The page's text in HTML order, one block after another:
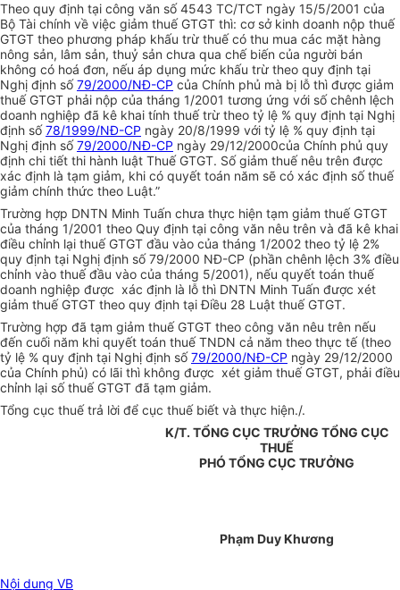
Theo quy định tại công văn số 4543 TC/TCT ngày 15/5/2001 của
Bộ Tài chính về việc giảm thuế GTGT thì: cơ sở kinh doanh nộp thuế
GTGT theo phương pháp khấu trừ thuế có thu mua các mặt hàng
nông sản, lâm sản, thuỷ sản chưa qua chế biến của người bán
không có hoá đơn, nếu áp dụng mức khấu trừ theo quy định tại
Nghị định số79/2000/NĐ-CP của Chính phủ mà bị lỗ thì được giảm
thuế GTGT phải nộp của tháng 1/2001 tương ứng với số chênh lệch
doanh nghiệp đã kê khai tính thuế trừ theo tỷ lệ % quy định tại Nghị
định số78/1999/NĐ-CP ngày 20/8/1999 với tỷ lệ % quy định tại
Nghị định số79/2000/NĐ-CP ngày 29/12/2000của Chính phủ quy
định chi tiết thi hành luật Thuế GTGT. Số giảm thuế nêu trên được
xác định là tạm giảm, khi có quyết toán năm sẽ có xác định số thuế
giảm chính thức theo Luật.”
Trường hợp DNTN Minh Tuấn chưa thực hiện tạm giảm thuế GTGT
của tháng 1/2001 theo Quy định tại công văn nêu trên và đã kê khai
điều chỉnh lại thuế GTGT đầu vào của tháng 1/2002 theo tỷ lệ 2%
quy định tại Nghị định số 79/2000 NĐ-CP (phần chênh lệch 3% điều
chỉnh vào thuế đầu vào của tháng 5/2001), nếu quyết toán thuế
doanh nghiệp được xác định là lỗ thì DNTN Minh Tuấn được xét
giảm thuế GTGT theo quy định tại Điều 28 Luật thuế GTGT.
Trường hợp đã tạm giảm thuế GTGT theo công văn nêu trên nếu
đến cuối năm khi quyết toán thuế TNDN cả năm theo thực tế (theo
tỷ lệ % quy định tại Nghị định số79/2000/NĐ-CP ngày 29/12/2000
của Chính phủ) có lãi thì không được xét giảm thuế GTGT, phải điều
chỉnh lại số thuế GTGT đã tạm giảm.
Tổng cục thuế trả lời để cục thuế biết và thực hiện./.
K/T. TỔNG CỤC TRƯỞNG TỔNG CỤC
THUẾ
PHÓ TỔNG CỤC TRƯỞNG
Phạm Duy Khương
Nội dung VB